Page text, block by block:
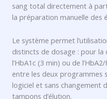
sang total directement à
la préparation manuelle des
Le système permet
distincts de dosage : pour
l’HbA1c (3 min) ou de
entre les deux programmes
logiciel et sans changement
tampons d’élution.